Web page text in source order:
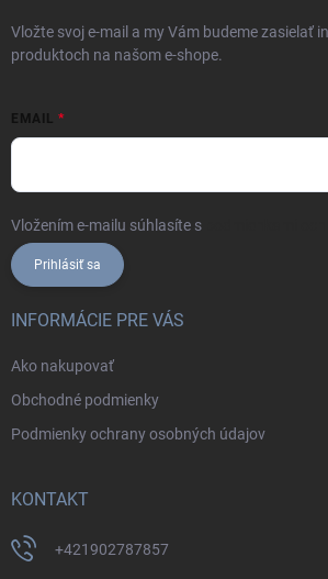
Vložte svoj e-mail a my Vám budeme zasielať
produktoch na našom e-shope.
EMAIL
Vložením e-mailu súhlasíte s
Prihlásiť sa
INFORMÁCIE PRE VÁS
Ako nakupovať
Obchodné podmienky
Podmienky ochrany osobných údajov
KONTAKT
+421902787857